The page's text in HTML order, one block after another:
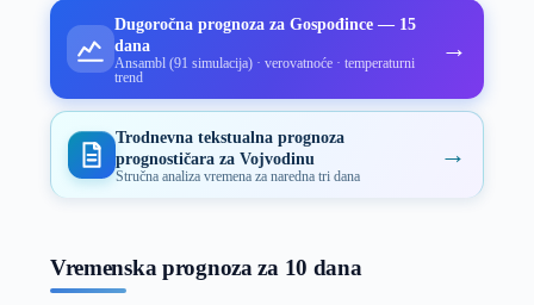
Dugoročna prognoza za Gospođince — 15
dana
Ansambl (91 simulacija) · verovatnoće · temperaturni
trend
→
Trodnevna tekstualna prognoza
prognostičara za Vojvodinu
Stručna analiza vremena za naredna tri dana
→
Vremenska prognoza za 10 dana